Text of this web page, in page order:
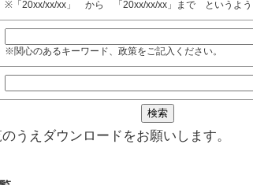
※「20xx/xx/xx」 から 「20xx/xx/xx」まで というよう
※関心のあるキーワード、政策をご記入ください。
うえダウンロードをお願いします。